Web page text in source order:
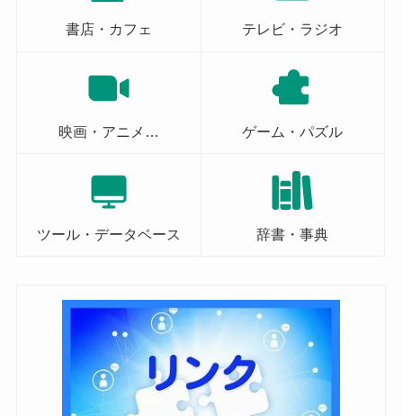
書店・カフェ テレビ・ラジオ
映画・アニメ… ゲーム・パズル
ツール・データベース 辞書・事典